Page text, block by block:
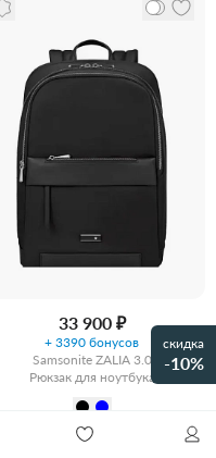
33 900 ₽
+ 3390 бонусов
Samsonite ZALIA 3.0
Рюкзак для ноутбука
Забрать из магазина
скидка
-10%